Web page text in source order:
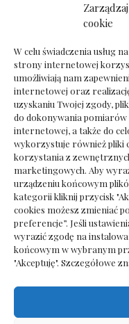
cookie
W celu świadczenia usług
strony internetowej
umożliwiają nam
internetowej oraz
uzyskaniu Twojej zgody,
do dokonywania
internetowej, a także do
wykorzystuje również pliki
korzystania z
marketingowych. Aby
urządzeniu końcowym
kategorii kliknij przycisk
cookies możesz zmieniać
preferencje”. Jeśli
wyrazić zgodę na
końcowym w wybranym
"Akceptuję". Szczegółowe
Deska